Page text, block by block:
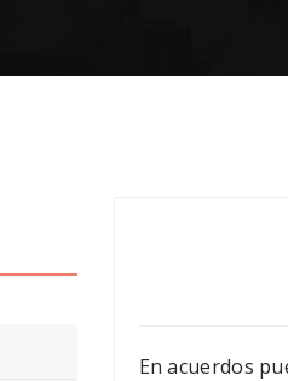
Enacuerdos